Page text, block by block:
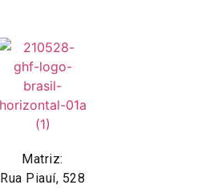
Matriz:
Rua Piauí, 528